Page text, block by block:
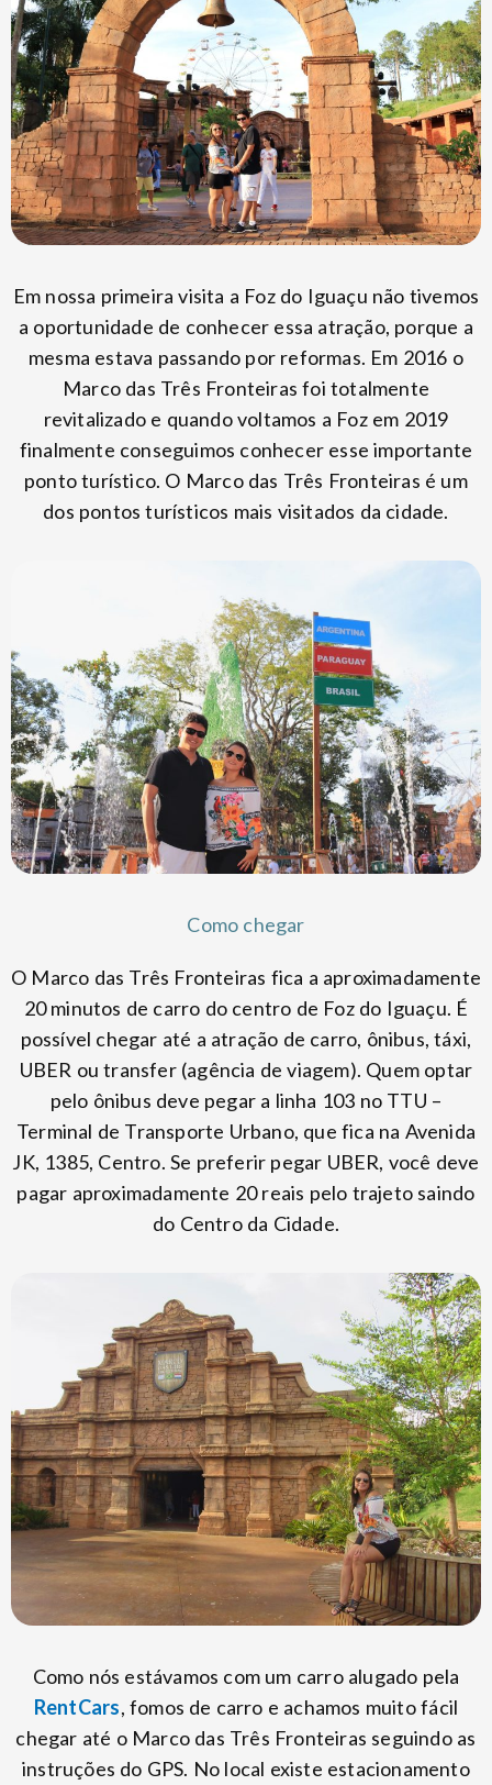
Em nossa primeira visita a Foz do Iguaçu não tivemos
a oportunidade de conhecer essa atração, porque a
mesma estava passando por reformas. Em 2016 o
Marco das Três Fronteiras foi totalmente
revitalizado e quando voltamos a Foz em 2019
finalmente conseguimos conhecer esse importante
ponto turístico. O Marco das Três Fronteiras é um
dos pontos turísticos mais visitados da cidade.
Como chegar
O Marco das Três Fronteiras fica a aproximadamente
20 minutos de carro do centro de Foz do Iguaçu. É
possível chegar até a atração de carro, ônibus, táxi,
UBER ou transfer (agência de viagem). Quem optar
pelo ônibus deve pegar a linha 103 no TTU –
Terminal de Transporte Urbano, que fica na Avenida
JK, 1385, Centro. Se preferir pegar UBER, você deve
pagar aproximadamente 20 reais pelo trajeto saindo
do Centro da Cidade.
Como nós estávamos com um carro alugado pela
RentCars, fomos de carro e achamos muito fácil
chegar até o Marco das Três Fronteiras seguindo as
instruções do GPS. No local existe estacionamento